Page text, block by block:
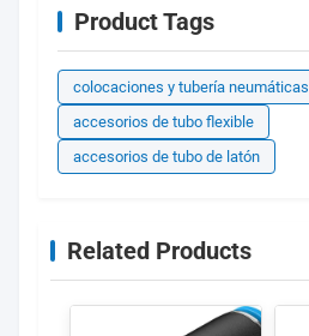
de los
sistemas
de
seguridad
de los
sistemas
seguridad
de los
sistemas
Product Tags
colocaciones y tubería neumáticas
accesorios de tubo flexible
accesorios de tubo de latón
Related Products